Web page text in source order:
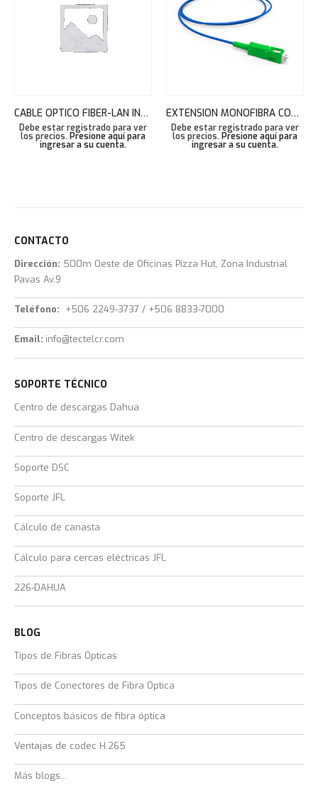
CABLE OPTICO FIBER-LAN INDOOR/OUTDOOR 06F SM G-652D RISER FURUKAWA 26770015
Debe estar registrado para ver
los precios.Presione aquí para
ingresar a su cuenta.
EXTENSION MONOFIBRA CONECTORIZADA SM G-652D LC-UPC 1.5M SIN ADAPTADOR – BLANCO FURUKAWA 33000647
Debe estar registrado para ver
los precios.Presione aquí para
ingresar a su cuenta.
CONTACTO
Dirección: 500m Oeste de Oficinas Pizza Hut, Zona Industrial
Pavas Av.9
Teléfono: +506 2249-3737 / +506 8833-7000
Email: info@tectelcr.com
SOPORTE TÉCNICO
Centro de descargas Dahua
Centro de descargas Witek
Soporte DSC
Soporte JFL
Cálculo de canasta
Cálculo para cercas eléctricas JFL
226-DAHUA
BLOG
Tipos de Fibras Ópticas
Tipos de Conectores de Fibra Óptica
Conceptos básicos de fibra óptica
Ventajas de codec H.265
Más blogs...